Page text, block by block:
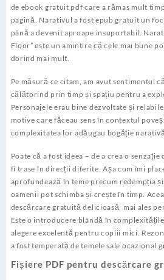
de ebook gratuit pdf care a rămas mult
pagină. Narativul a fost epub gratuit un
până a devenit aproape insuportabil.
Floor” este un amintire că cele mai bune
dorind mai mult.
Pe măsură ce citam, am avut sentimentul
călătorind prin timp și spațiu pentru a
Personajele erau bine dezvoltate și
motive care făceau sens în contextul
complexitatea lor adăugau bogăție
Poate că a fost ideea – de a crea o senzație
fi trase în direcții diferite. Așa cum îmi
aprofundează în teme precum redempția
oamenii pot schimba și crește în timp.
descărcare gratuită delicioasă, mai ales
Este o introducere blândă în
alegere excelentă pentru copiii mici.
a fost temperată de temele sale ocazional
Fișiere PDF pentru descărcare